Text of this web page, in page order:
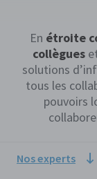
En étroite
collègues
solutions
tous les
pouvoirs
Nos experts